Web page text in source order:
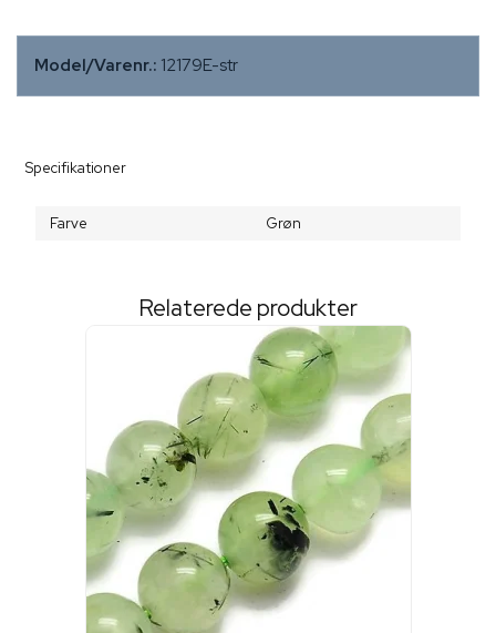
Model/Varenr.: 12179E-str
Specifikationer
Farve Grøn
Relaterede produkter